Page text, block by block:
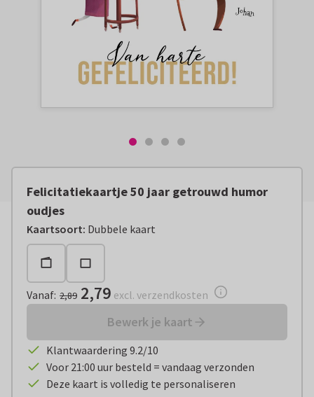
Felicitatiekaartje 50 jaar getrouwd humor
oudjes
Kaartsoort: Dubbele kaart
Vanaf:€ 2,79 excl. verzendkosten
Vanaf: 2,89 2,79 excl. verzendkosten
Bewerk je kaart
Klantwaardering 9.2/10
Voor 21:00 uur besteld = vandaag verzonden
Deze kaart is volledig te personaliseren